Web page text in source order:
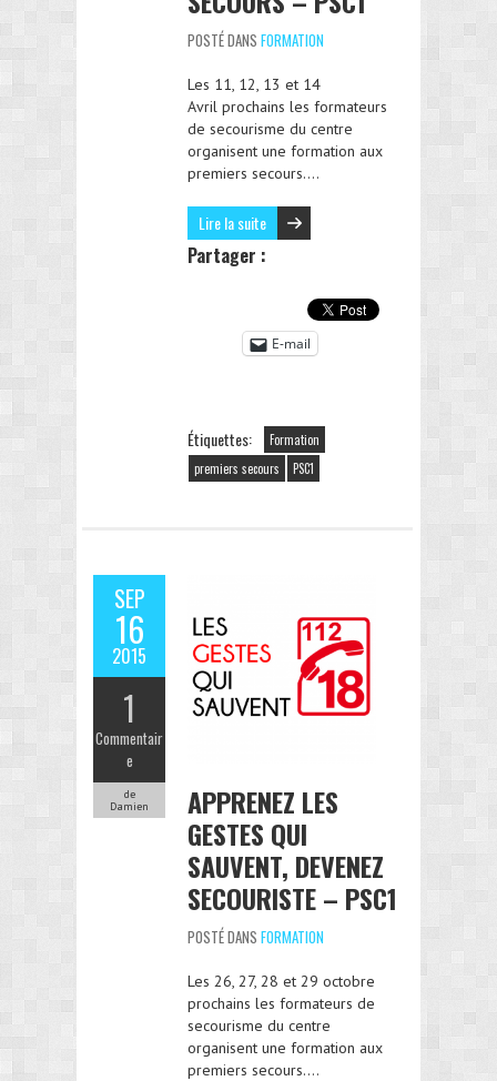
POSTÉ DANS FORMATION
Les 11, 12, 13 et 14
Avril prochains les formateurs
de secourisme du centre
organisent une formation aux
premiers secours….
Lire la suite
Partager :
E-mail
Étiquettes:
Formation
premiers secours
PSC1
SEP
16
2015
1
Commentair
e
de
Damien
APPRENEZ LES
GESTES QUI
SAUVENT, DEVENEZ
SECOURISTE – PSC1
POSTÉ DANS FORMATION
Les 26, 27, 28 et 29 octobre
prochains les formateurs de
secourisme du centre
organisent une formation aux
premiers secours….